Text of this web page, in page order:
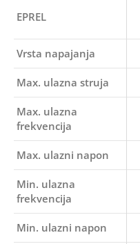
EPREL
Vrsta napajanja
Max. ulazna struja
Max. ulazna
frekvencija
Max. ulazni napon
Min. ulazna
frekvencija
Min. ulazni napon